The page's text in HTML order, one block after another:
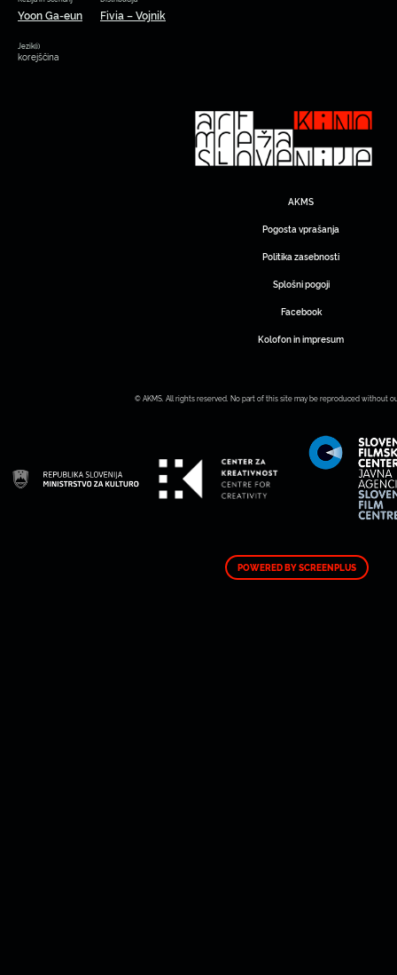
Yoon Ga-eun Fivia – Vojnik
Jezik(i)
korejščina
AKMS
Pogosta vprašanja
Politika zasebnosti
Splošni pogoji
Facebook
Kolofon in impresum
© AKMS. All rights reserved. No part of this site may be reproduced without
POWERED BY SCREENPLUS